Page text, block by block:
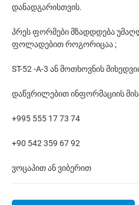
დანადგარისთვის.
პრეს ფორმები მზადდდება
ფოლადებით როგორიცაა ;
ST-52 -A-3 ან მოთხოვნის
დაწვრილებით ინფორმაციის
+995 555 17 73 74
+90 542 359 67 92
ვოცაპით ან ვიბერით